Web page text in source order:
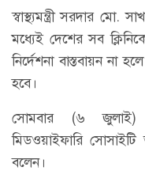
স্বাস্থ্যমন্ত্রী সরদার
মধ্যেই দেশের সব
নির্দেশনা বাস্তবায়ন না
হবে।
সোমবার (৬ জুলাই)
মিডওয়াইফারি
বলেন।